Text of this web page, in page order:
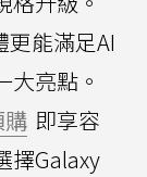
更能滿足AI
大亮點。
即享容
擇Galaxy